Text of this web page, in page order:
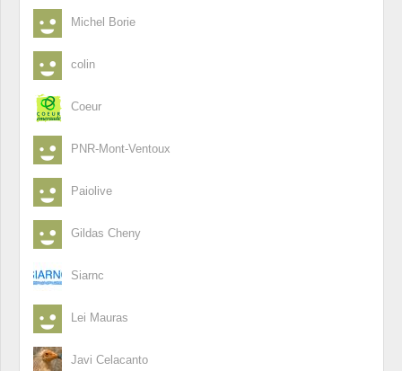
Michel Borie
colin
Coeur
PNR-Mont-Ventoux
Paiolive
Gildas Cheny
Siarnc
Lei Mauras
Javi Celacanto